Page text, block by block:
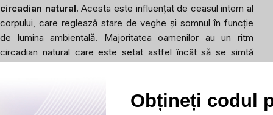
circadian natural. Acesta este influențat de ceasul intern al
corpului, care reglează stare de veghe și somnul în funcție
de lumina ambientală. Majoritatea oamenilor au un ritm
circadian natural care este setat astfel încât să se simtă
mergeți la culcare când apar primele semne de somnolență.
Pentru majoritatea oamenilor, cel mai bine este să meargă la
Obțineți codul